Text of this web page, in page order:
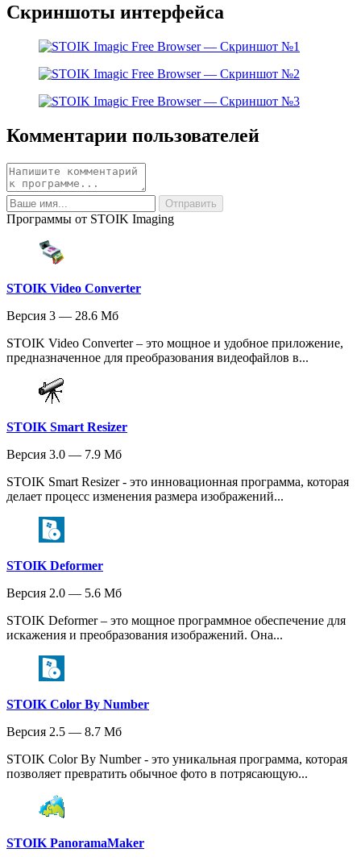
Скриншоты интерфейса
Комментарии пользователей
Программы от STOIK Imaging
STOIK Video Converter
Версия 3 — 28.6 Мб
STOIK Video Converter – это мощное и удобное приложение,
предназначенное для преобразования видеофайлов в...
STOIK Smart Resizer
Версия 3.0 — 7.9 Мб
STOIK Smart Resizer - это инновационная программа, которая
делает процесс изменения размера изображений...
STOIK Deformer
Версия 2.0 — 5.6 Мб
STOIK Deformer – это мощное программное обеспечение для
искажения и преобразования изображений. Она...
STOIK Color By Number
Версия 2.5 — 8.7 Мб
STOIK Color By Number - это уникальная программа, которая
позволяет превратить обычное фото в потрясающую...
STOIK PanoramaMaker